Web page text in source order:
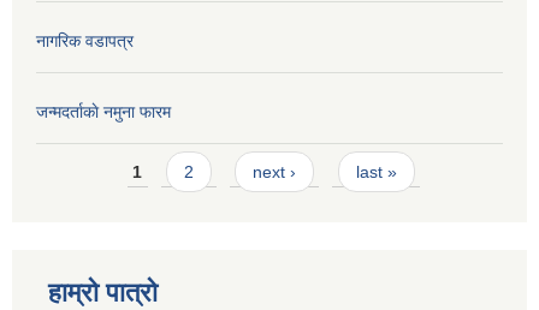
नागरिक वडापत्र
जन्मदर्ताकाे नमुना फारम
Pages1 2 next › last »
हाम्रो पात्रो